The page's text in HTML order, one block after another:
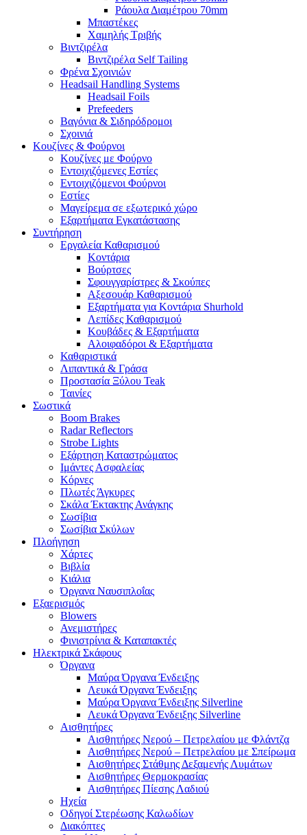
Ράουλα Διαμέτρου 70mm
Μπαστέκες
Χαμηλής Τριβής
Βιντζιρέλα
Βιντζιρέλα Self Tailing
Φρένα Σχοινιών
Headsail Handling Systems
Headsail Foils
Prefeeders
Βαγόνια & Σιδηρόδρομοι
Σχοινιά
Κουζίνες & Φούρνοι
Κουζίνες με Φούρνο
Εντοιχιζόμενες Εστίες
Εντοιχιζόμενοι Φούρνοι
Εστίες
Μαγείρεμα σε εξωτερικό χώρο
Εξαρτήματα Εγκατάστασης
Συντήρηση
Εργαλεία Καθαρισμού
Κοντάρια
Βούρτσες
Σφουγγαρίστρες & Σκούπες
Αξεσουάρ Καθαρισμού
Εξαρτήματα για Κοντάρια Shurhold
Λεπίδες Καθαρισμού
Κουβάδες & Εξαρτήματα
Αλοιφαδόροι & Εξαρτήματα
Καθαριστικά
Λιπαντικά & Γράσα
Προστασία Ξύλου Teak
Ταινίες
Σωστικά
Boom Brakes
Radar Reflectors
Strobe Lights
Εξάρτηση Καταστρώματος
Ιμάντες Ασφαλείας
Κόρνες
Πλωτές Άγκυρες
Σκάλα Έκτακτης Ανάγκης
Σωσίβια
Σωσίβια Σκύλων
Πλοήγηση
Χάρτες
Βιβλία
Κιάλια
Όργανα Ναυσιπλοΐας
Εξαερισμός
Blowers
Ανεμιστήρες
Φινιστρίνια & Καταπακτές
Ηλεκτρικά Σκάφους
Όργανα
Μαύρα Όργανα Ένδειξης
Λευκά Όργανα Ένδειξης
Μαύρα Όργανα Ένδειξης Silverline
Λευκά Όργανα Ένδειξης Silverline
Αισθητήρες
Αισθητήρες Νερού – Πετρελαίου με Φλάντζα
Αισθητήρες Νερού – Πετρελαίου με Σπείρωμα
Αισθητήρες Στάθμης Δεξαμενής Λυμάτων
Αισθητήρες Θερμοκρασίας
Αισθητήρες Πίεσης Λαδιού
Ηχεία
Οδηγοί Στερέωσης Καλωδίων
Διακόπτες